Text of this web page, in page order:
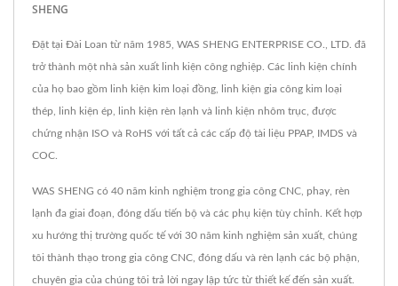
SHENG
Đặt tại Đài Loan từ năm 1985, WAS SHENG ENTERPRISE CO., LTD. đã
trở thành một nhà sản xuất linh kiện công nghiệp. Các linh kiện chính
của họ bao gồm linh kiện kim loại đồng, linh kiện gia công kim loại
thép, linh kiện ép, linh kiện rèn lạnh và linh kiện nhôm trục, được
chứng nhận ISO và RoHS với tất cả các cấp độ tài liệu PPAP, IMDS và
COC.
WAS SHENG có 40 năm kinh nghiệm trong gia công CNC, phay, rèn
lạnh đa giai đoạn, đóng dấu tiến bộ và các phụ kiện tùy chỉnh. Kết hợp
xu hướng thị trường quốc tế với 30 năm kinh nghiệm sản xuất, chúng
tôi thành thạo trong gia công CNC, đóng dấu và rèn lạnh các bộ phận,
chuyên gia của chúng tôi trả lời ngay lập tức từ thiết kế đến sản xuất.